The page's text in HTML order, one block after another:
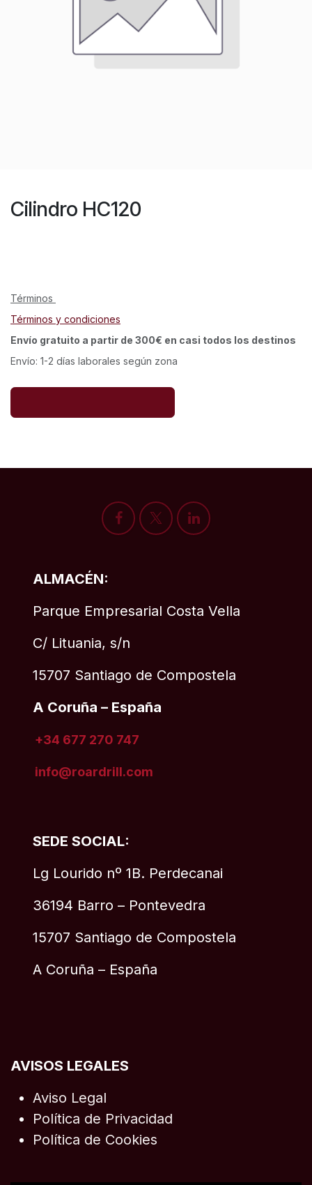
Cilindro HC120
Términos
Términos y condiciones
Envío gratuito a partir de 300€ en casi todos los destinos
Envío: 1-2 días laborales según zona
SEDE SOCIAL:
Lg Lourido nº 1B. Perdecanai
36194 Barro – Pontevedra
15707 Santiago de Compostela
A Coruña – España
ALMACÉN:
Parque Empresarial Costa Vella
C/ Lituania, s/n
15707 Santiago de Compostela
A Coruña – España
+34 677 270 747
info@roardrill.com
AVISOS LEGALES
Aviso Legal
Política de Privacidad
Política de Cookies